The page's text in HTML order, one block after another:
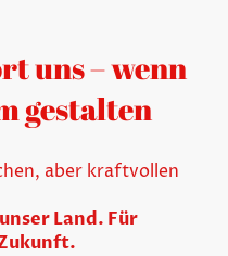
uns – wenn
gestalten
aber kraftvollen
Land. Für